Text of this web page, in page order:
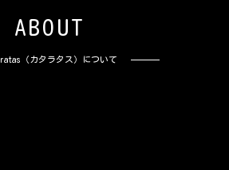
ABO UT
（カタラタス）について